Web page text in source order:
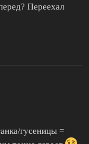
Переехал
гусеницы =